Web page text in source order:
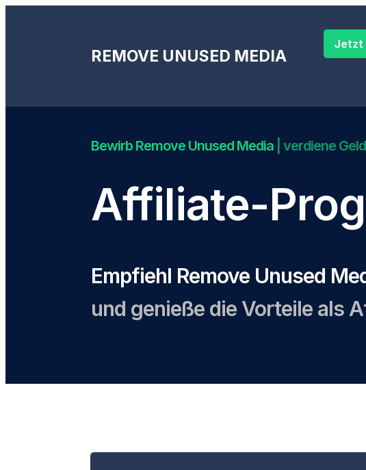
REMOVE UNUSED MEDIA
Jetzt
Bewirb Remove Unused Media | verdiene Geld
Affiliate-
Empfiehl Remove Unused
und genieße die Vorteile als